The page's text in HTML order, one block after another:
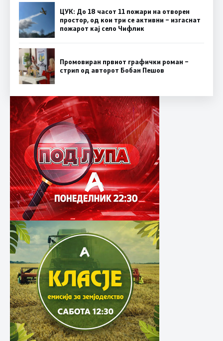
ЦУК: До 18 часот 11 пожари на отворен
простор, од кои три се активни – изгаснат
пожарот кај село Чифлик
Промовиран првиот графички роман –
стрип од авторот Бобан Пешов